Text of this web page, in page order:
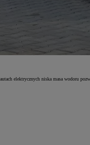
elektrycznych niska masa wodoru